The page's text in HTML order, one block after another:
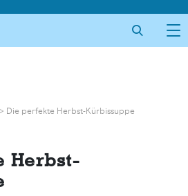
> Die perfekte Herbst-Kürbissuppe
Herbst-